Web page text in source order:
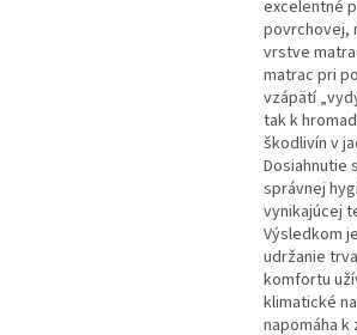
excelentné
povrchovej,
vrstve
matrac pri
vzápätí
tak k
škodlivín v
Dosiahnutie
správnej
vynikajúcej
Výsledkom
udržanie
komfortu
klimatické
napomáha k